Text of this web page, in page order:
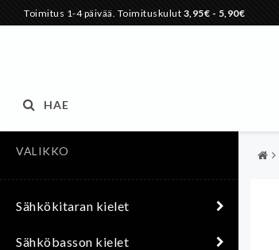
Toimitus 1-4 päivää. Toimituskulut 3,95€ - 5,90€
HAE
VALIKKO
Sähkökitaran kielet
Sähköbasson kielet